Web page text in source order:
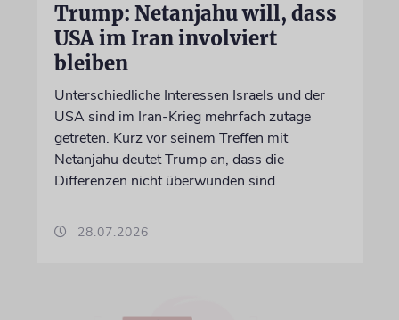
Trump: Netanjahu will, dass
USA im Iran involviert
bleiben
Unterschiedliche Interessen Israels und der
USA sind im Iran-Krieg mehrfach zutage
getreten. Kurz vor seinem Treffen mit
Netanjahu deutet Trump an, dass die
Differenzen nicht überwunden sind
28.07.2026